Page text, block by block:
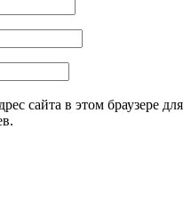
сайта в этом браузере для